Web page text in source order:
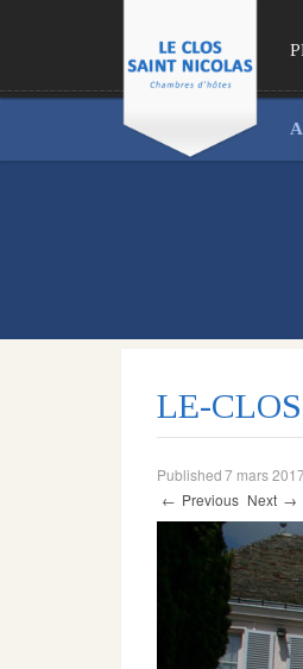
LE-
Published7 mars
← Previous Next →